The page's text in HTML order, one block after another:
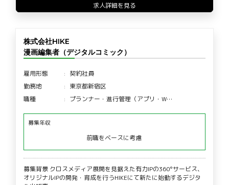
求人詳細を見る
株式会社HIKE
漫画編集者（デジタルコミック）
雇用形態
契約社員
勤務地
東京都新宿区
職種
プランナー・進行管理（アプリ・W…
募集年収
前職をベースに考慮
募集背景 クロスメディア展開を見据えた有力IPの360°サービス、
オリジナルIPの開発・育成を行うHIKEにて新たに始動するデジタ